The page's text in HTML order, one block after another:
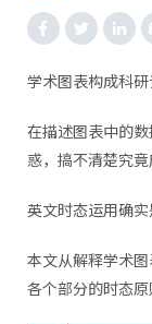
学术图表构成科研
在描述图表中的
惑，搞不清楚究竟
英文时态运用确实
本文从解释学术
各个部分的时态原